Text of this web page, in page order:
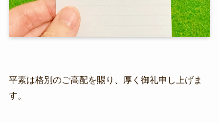
平素は格別のご高配を賜り、厚く御礼申し上げま
す。